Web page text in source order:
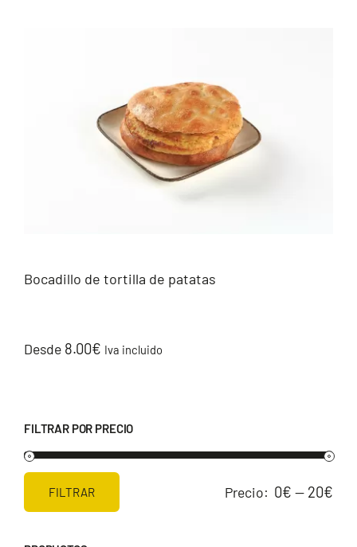
FILTRAR POR PRECIO
Precio
Precio
FILTRAR Precio: 0€ — 20€
Bocadillo de tortilla de patatas
Desde 8.00€ Iva incluido